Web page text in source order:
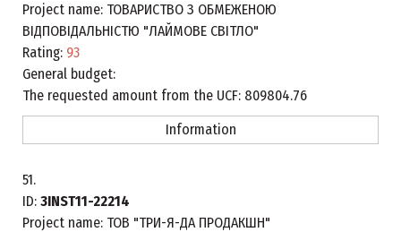
Project name: ТОВАРИСТВО З ОБМЕЖЕНОЮ
ВІДПОВІДАЛЬНІСТЮ "ЛАЙМОВЕ СВІТЛО"
Rating: 93
General budget:
The requested amount from the UCF: 809804.76
Information
51.
ID: 3INST11-22214
Project name: ТОВ "ТРИ-Я-ДА ПРОДАКШН"